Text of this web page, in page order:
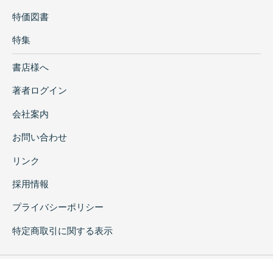
特価図書
特集
書店様へ
著者ログイン
会社案内
お問い合わせ
リンク
採用情報
プライバシーポリシー
特定商取引に関する表示